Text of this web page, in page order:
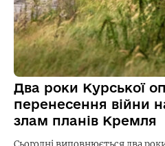
Два роки Курської
перенесення війни
злам планів Кремля